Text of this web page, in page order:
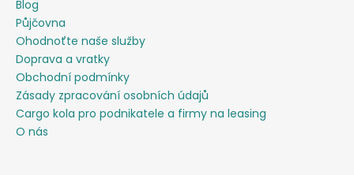
Blog
Půjčovna
Ohodnoťte naše služby
Doprava a vratky
Obchodní podmínky
Zásady zpracování osobních údajů
Cargo kola pro podnikatele a firmy na leasing
O nás